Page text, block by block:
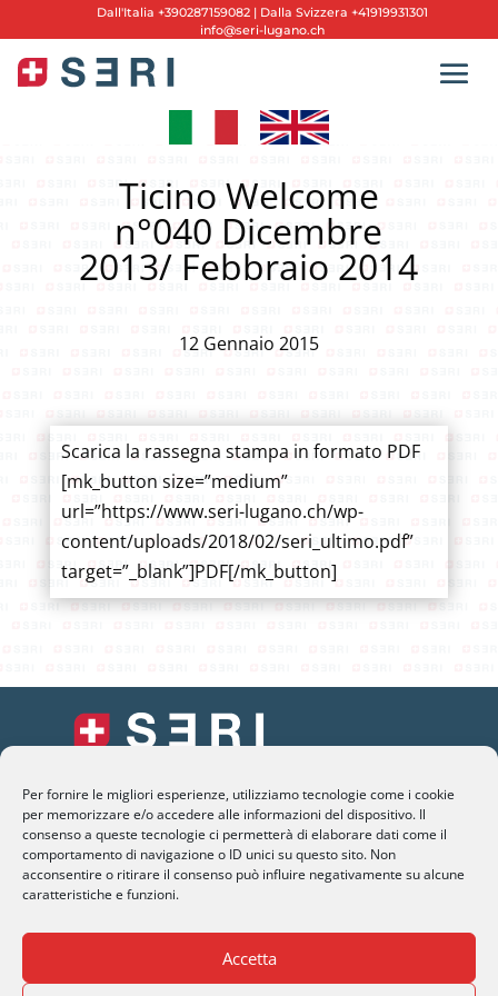
Per fornire le migliori esperienze, utilizziamo tecnologie come i cookie
per memorizzare e/o accedere alle informazioni del dispositivo. Il
consenso a queste tecnologie ci permetterà di elaborare dati come il
comportamento di navigazione o ID unici su questo sito. Non
acconsentire o ritirare il consenso può influire negativamente su alcune
caratteristiche e funzioni.
Accetta
Dall'Italia +390287159082 | Dalla Svizzera +41919931301
info@seri-lugano.ch
Ticino Welcome
n°040 Dicembre
2013/ Febbraio 2014
12 Gennaio 2015
Scarica la rassegna stampa in formato PDF
[mk_button size=”medium”
url=”https://www.seri-lugano.ch/wp-
content/uploads/2018/02/seri_ultimo.pdf”
target=”_blank”]PDF[/mk_button]
SERI Lugano
Palazzo Mantegazza (9° Piano)
CH-6900 Lugano – Paradiso
T+39 02 8715 90 82